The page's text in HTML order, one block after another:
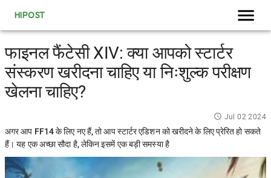
HIPOST
फाइनल फैंटेसी XIV: क्या आपको स्टार्टर
संस्करण खरीदना चाहिए या निःशुल्क परीक्षण
खेलना चाहिए?
Jul 02 2024
अगर आप FF14 के लिए नए हैं, तो आप स्टार्टर एडिशन को खरीदने के लिए प्रेरित हो सकते
हैं। यह एक अच्छा सौदा है, लेकिन इसमें एक बड़ी समस्या है